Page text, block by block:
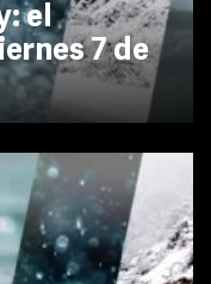
el
7 de